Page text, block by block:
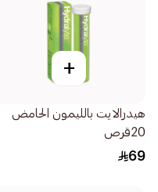
+
هيدرالايت بالليمون الحامض
20قرص
69